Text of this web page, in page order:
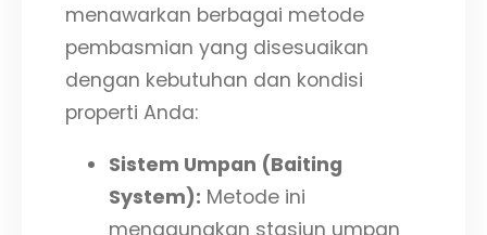
menawarkan berbagai metode
pembasmian yang disesuaikan
dengan kebutuhan dan kondisi
properti Anda:
Sistem Umpan (Baiting
System): Metode ini
menggunakan stasiun umpan